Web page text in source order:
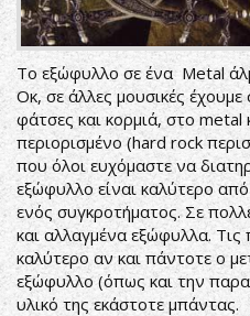
Το εξώφυλλο σε ένα Metal
Οκ, σε άλλες μουσικές
φάτσες και κορμιά, στο metal
περιορισμένο (hard rock
που όλοι ευχόμαστε να
εξώφυλλο είναι καλύτερο
ενός συγκροτήματος. Σε
και αλλαγμένα εξώφυλλα.
καλύτερο αν και πάντοτε ο
εξώφυλλο (όπως και την
υλικό της εκάστοτε μπάντας.